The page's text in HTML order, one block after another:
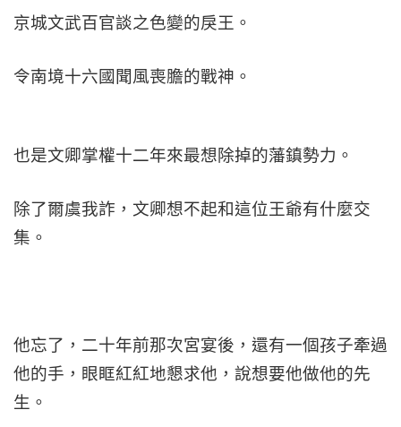
京城文武百官談之色變的戾王。
令南境十六國聞風喪膽的戰神。
也是文卿掌權十二年來最想除掉的藩鎮勢力。
除了爾虞我詐，文卿想不起和這位王爺有什麼交
集。
他忘了，二十年前那次宮宴後，還有一個孩子牽過
他的手，眼眶紅紅地懇求他，說想要他做他的先
生。